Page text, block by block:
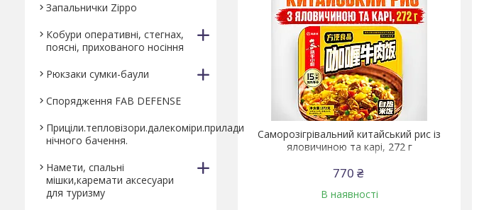
Саморозігрівальний китайський рис із
яловичиною та карі, 272 г
770 ₴
В наявності
Запальнички Zippo
Кобури оперативні, стегнах,
поясні, прихованого носіння
Рюкзаки сумки-баули
Спорядження FAB DEFENSE
Приціли.тепловізори.далекоміри.прилади
нічного бачення.
Намети, спальні
мішки,каремати аксесуари
для туризму